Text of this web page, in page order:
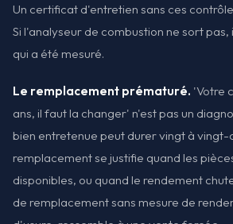
Un certificat d'entretien sans ces
Si l'analyseur de combustion ne sort
qui a été mesuré.
Le remplacement prématuré. 'Votre
ans, il faut la changer' n'est pas un
bien entretenue peut durer vingt à vingt-
remplacement se justifie quand les
disponibles, ou quand le rendement
de remplacement sans mesure de